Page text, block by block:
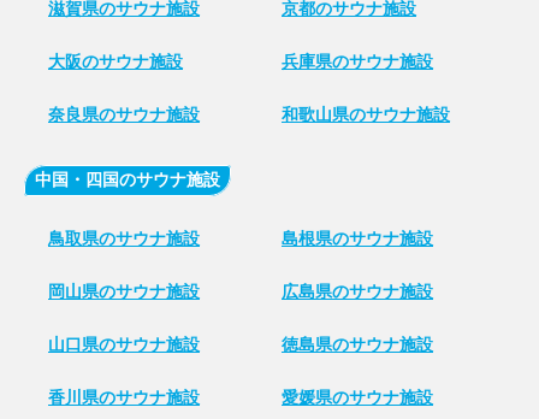
滋賀県のサウナ施設 京都のサウナ施設
大阪のサウナ施設 兵庫県のサウナ施設
奈良県のサウナ施設 和歌山県のサウナ施設
中国・四国のサウナ施設
鳥取県のサウナ施設 島根県のサウナ施設
岡山県のサウナ施設 広島県のサウナ施設
山口県のサウナ施設 徳島県のサウナ施設
香川県のサウナ施設 愛媛県のサウナ施設